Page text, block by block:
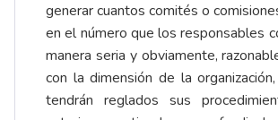
generar cuantos comités o
en el número que los responsables
manera seria y obviamente,
con la dimensión de la
tendrán reglados sus